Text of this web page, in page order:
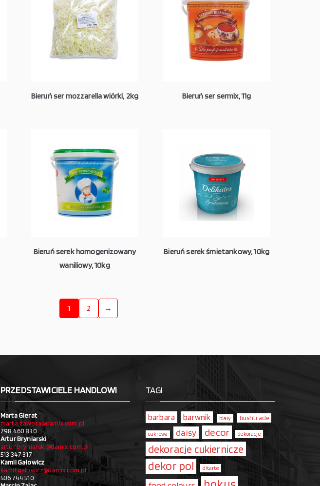
Bieruń ser mozzarella wiórki, 2kg Bieruń ser sermix, 11g
Bieruń serek homogenizowany
waniliowy, 10kg
Bieruń serek śmietankowy, 10kg
1 2 →
PRZEDSTAWICIELE HANDLOWI
Marta Gierat
marta.zawora@damix.com.pl
798 460 830
Artur Bryniarski
artur.bryniarski@damix.com.pl
513 347 317
Kamil Gałowicz
kamil.galowicz@damix.com.pl
506 744 510
TAGI
barbara barwnik biały bushtrade
cukrowa daisy decor dekoracje
dekoracje cukiernicze
dekor pol ditarte